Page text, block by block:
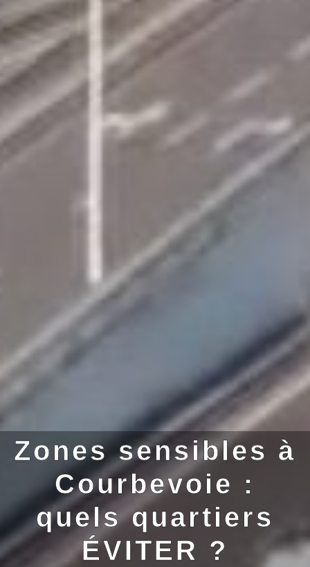
Zones sensibles à
Courbevoie :
quels quartiers
ÉVITER ?